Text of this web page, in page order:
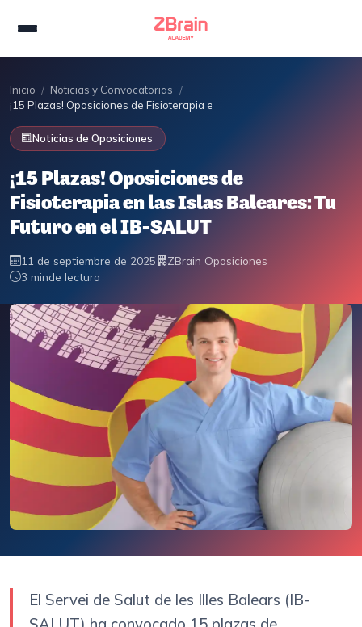
Inicio / Noticias y Convocatorias /
¡15 Plazas! Oposiciones de Fisioterapia en las Islas Baleares: Tu
Noticias de Oposiciones
¡15 Plazas! Oposiciones de
Fisioterapia en las Islas Baleares: Tu
Futuro en el IB-SALUT
11 de septiembre de 2025
ZBrain Oposiciones
3 minde lectura
El Servei de Salut de les Illes Balears (IB-